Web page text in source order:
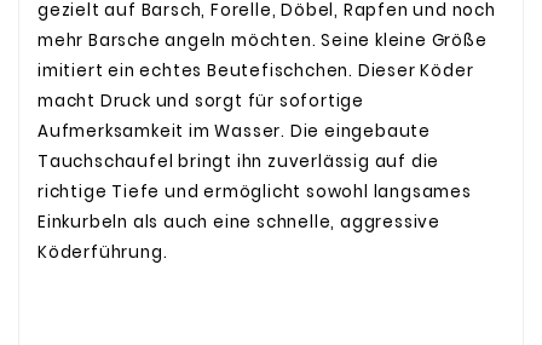
gezielt auf Barsch, Forelle, Döbel, Rapfen und noch
mehr Barsche angeln möchten. Seine kleine Größe
imitiert ein echtes Beutefischchen. Dieser Köder
macht Druck und sorgt für sofortige
Aufmerksamkeit im Wasser. Die eingebaute
Tauchschaufel bringt ihn zuverlässig auf die
richtige Tiefe und ermöglicht sowohl langsames
Einkurbeln als auch eine schnelle, aggressive
Köderführung.